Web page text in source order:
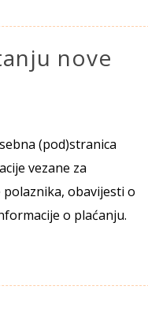
nove
(pod)stranica
vezane za
obavijesti o
o plaćanju.